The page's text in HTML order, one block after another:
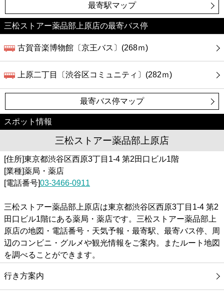
最寄駅マップ
三松ストアー薬品部上原店の最寄バス停
古賀音楽博物館〔京王バス〕(268ｍ)
上原二丁目〔渋谷区コミュニティ〕(282ｍ)
最寄バス停マップ
スポット情報
三松ストアー薬品部上原店
[住所]東京都渋谷区西原3丁目1-4 第2田口ビル1階
[業種]薬局・薬店
[電話番号]03-3466-0911
三松ストアー薬品部上原店は東京都渋谷区西原3丁目1-4 第2
田口ビル1階にある薬局・薬店です。三松ストアー薬品部上
原店の地図・電話番号・天気予報・最寄駅、最寄バス停、周
辺のコンビニ・グルメや観光情報をご案内。またルート地図
を調べることができます。
行き方案内